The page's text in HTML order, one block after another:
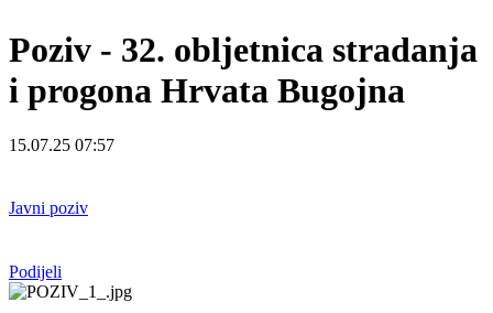
Poziv - 32. obljetnica stradanja
i progona Hrvata Bugojna
15.07.25 07:57
Javni poziv
Podijeli